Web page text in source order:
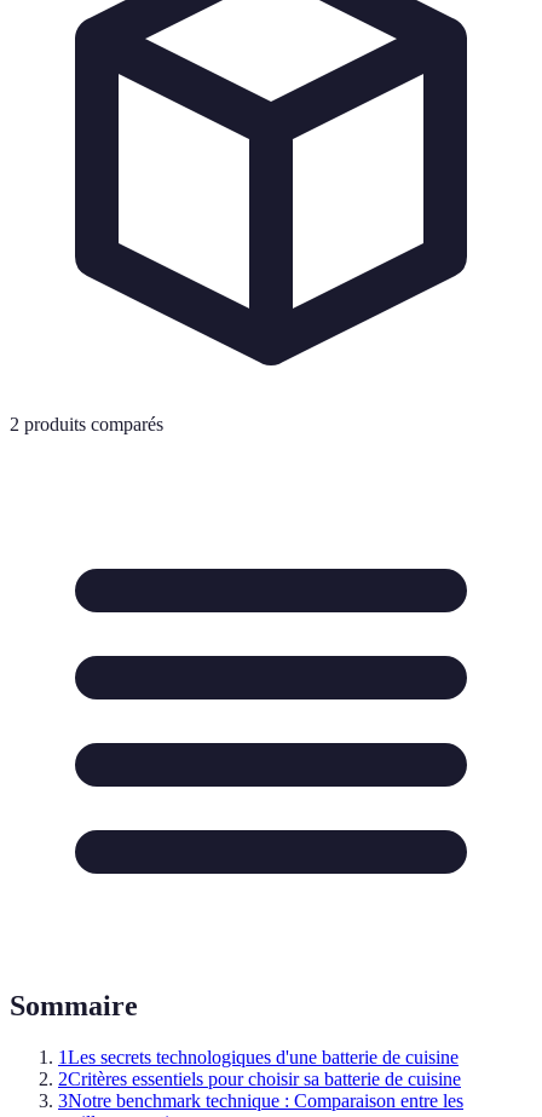
2 produits comparés
Sommaire
1Les secrets technologiques d'une batterie de cuisine
2Critères essentiels pour choisir sa batterie de cuisine
3Notre benchmark technique : Comparaison entre les